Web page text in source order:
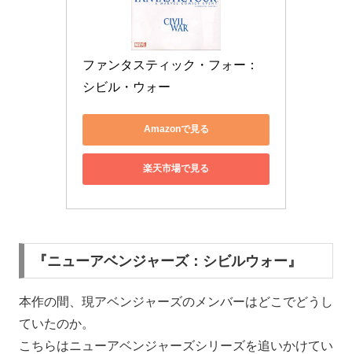
ファンタスティック・フォー：
シビル・ウォー
Amazonで見る
楽天市場で見る
『ニューアベンジャーズ：シビルウォー』
本作の間、現アベンジャーズのメンバーはどこでどうし
ていたのか。
こちらはニューアベンジャーズシリーズを追いかけてい